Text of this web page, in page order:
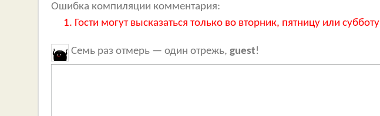
Ошибка компиляции комментария:
Гости могут высказаться только во вторник, пятницу или субботу
Семь раз отмерь — один отрежь, guest!